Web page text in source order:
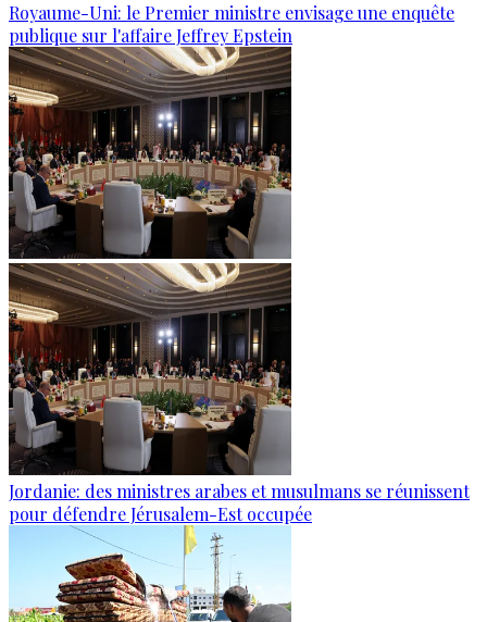
Royaume-Uni: le Premier ministre envisage une enquête
publique sur l'affaire Jeffrey Epstein
Jordanie: des ministres arabes et musulmans se réunissent
pour défendre Jérusalem-Est occupée